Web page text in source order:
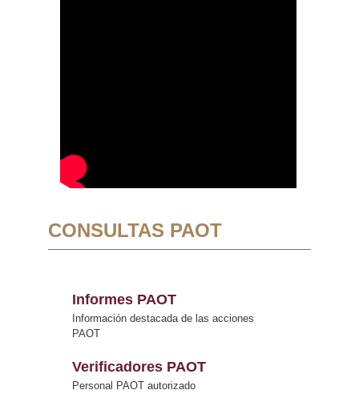
CONSULTAS PAOT
Informes PAOT
Información destacada de las acciones
PAOT
Verificadores PAOT
Personal PAOT autorizado